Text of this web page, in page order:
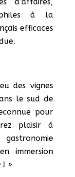
à la
efficaces
des vignes
le sud de
pour
plaisir à
immersion
! »